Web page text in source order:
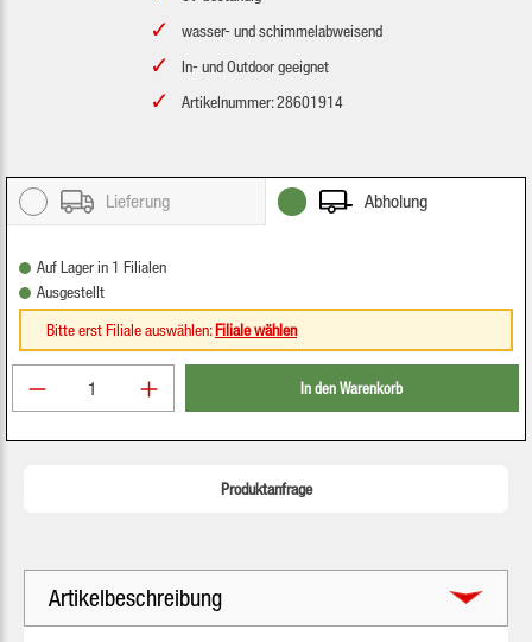
wasser- und schimmelabweisend
In- und Outdoor geeignet
Artikelnummer: 28601914
Lieferung Abholung
Auf Lager in 1 Filialen
Ausgestellt
Bitte erst Filiale auswählen:Filiale wählen
Produkt Anzahl: Gib den gewünschten Wert ein
In den Warenkorb
Produktanfrage
Artikelbeschreibung